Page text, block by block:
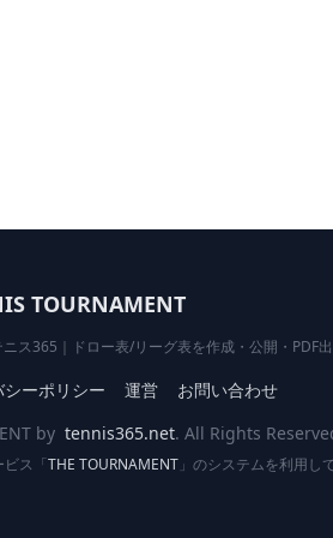
TOURNAMENT
ス365｜ドロー表/リーグ表を作成・公開・PDF出
シーポリシー 運営
お問い合わせ
by tennis365.net. All Rights
ビス「THE TOURNAMENT 」のシステムを利用し